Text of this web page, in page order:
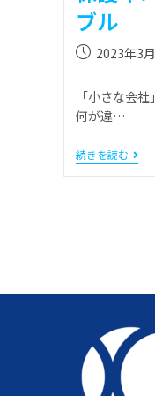
ブル
2023年3
「小さな会
何が違…
続きを読む